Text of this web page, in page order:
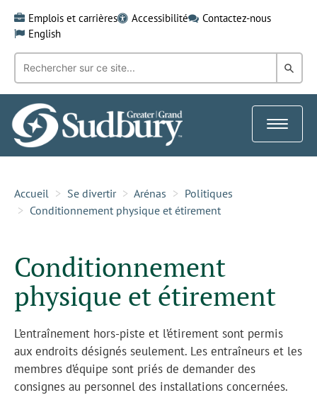
content
Emplois et carrières Accessibilité
Contactez-nous
English
Recherche
mot-
clé:
dans
Toggle
Accueil Se divertir Arénas
Politiques
Conditionnement physique et étirement
Conditionnement
physique et étirement
L’entraînement hors-piste et l’étirement sont permis
aux endroits désignés seulement. Les entraîneurs et les
membres d’équipe sont priés de demander des
consignes au personnel des installations concernées.